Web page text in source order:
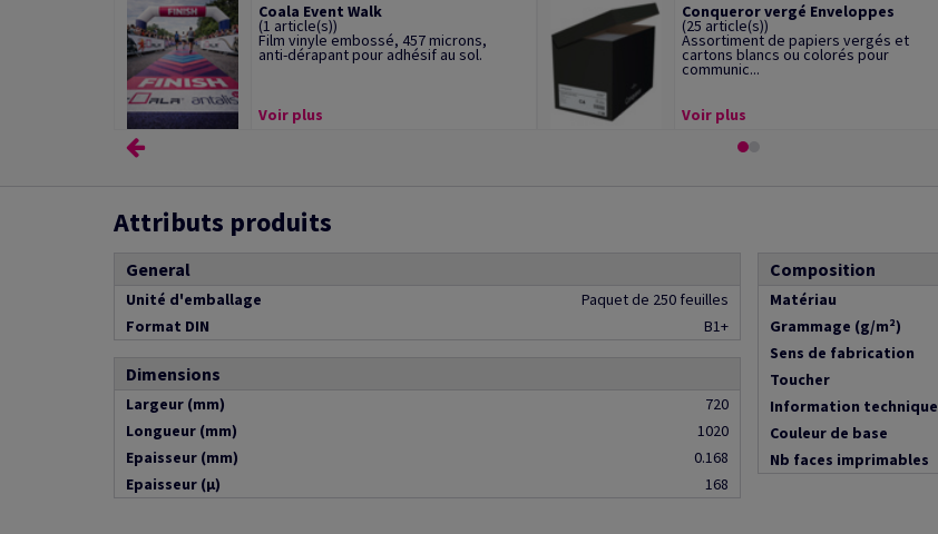
Coala Event Walk
(1 article(s))
Film vinyle embossé, 457 microns,
anti-dérapant pour adhésif au sol.
Voir plus
Conqueror vergé Enveloppes
(25 article(s))
Assortiment de papiers vergés et
cartons blancs ou colorés pour
communic...
Voir plus
Attributs produits
General
Unité d'emballage
Paquet de 250 feuilles
Format DIN
B1+
Dimensions
Largeur (mm)
720
Longueur (mm)
1020
Epaisseur (mm)
0.168
Epaisseur (µ)
168
Composition
Matériau
Grammage (g/m²)
Sens de fabrication
Toucher
Information technique
Couleur de base
Nb faces imprimables